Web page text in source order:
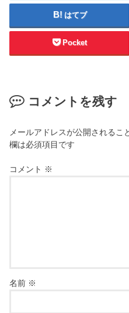
はてブ
Pocket
コメントを残す
メールアドレスが公開されるこ
欄は必須項目です
コメント ※
名前 ※